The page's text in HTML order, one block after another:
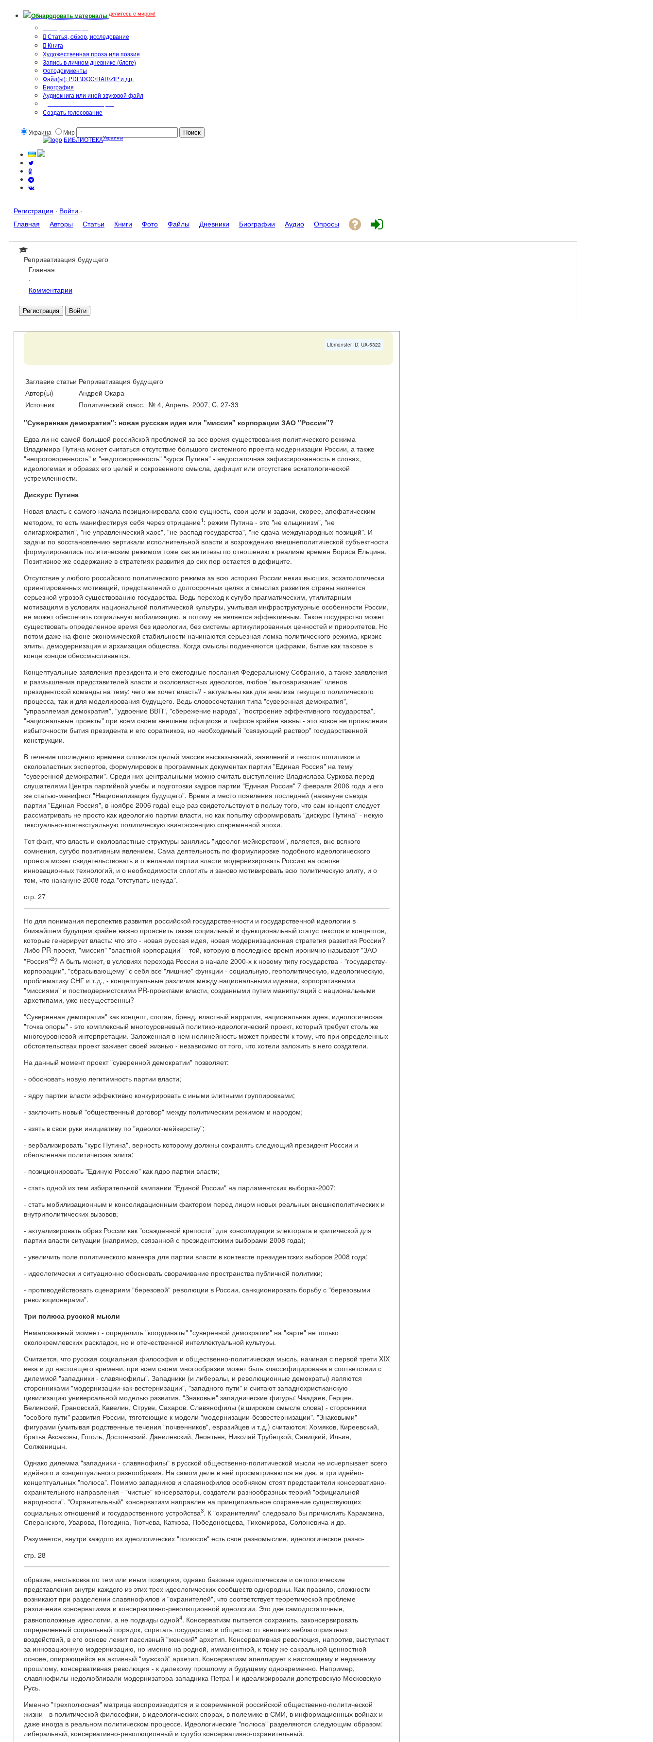
Обнародовать материалы делитесь с миром!
Статья, обзор, исследование
Книга
Художественная проза или поэзия
Запись в личном дневнике (блоге)
Фотодокументы
Файл(ы): PDF\DOC\RAR\ZIP и др.
Биография
Аудиокнига или иной звуковой файл
Создать голосование
Украина
Мир
БИБЛИОТЕКАУкраины
Регистрация · Войти ·
Главная Авторы Статьи Книги Фото Файлы Дневники Биографии Аудио Опросы
Реприватизация будущего
Главная
·
Комментарии
Регистрация Войти
Libmonster ID: UA-5322
Заглавие статьи Реприватизация будущего
Автор(ы)
Андрей Окара
Источник
Политический класс, № 4, Апрель 2007, C. 27-33
"Суверенная демократия": новая русская идея или "миссия" корпорации ЗАО "Россия"?
Едва ли не самой большой российской проблемой за все время существования политического режима
Владимира Путина может считаться отсутствие большого системного проекта модернизации России, а также
"непроговоренность" и "недоговоренность" "курса Путина" - недостаточная зафиксированность в словах,
идеологемах и образах его целей и сокровенного смысла, дефицит или отсутствие эсхатологической
устремленности.
Дискурс Путина
Новая власть с самого начала позиционировала свою сущность, свои цели и задачи, скорее, апофатическим
методом, то есть манифестируя себя через отрицание1: режим Путина - это "не ельцинизм", "не
олигархократия", "не управленческий хаос", "не распад государства", "не сдача международных позиций". И
задачи по восстановлению вертикали исполнительной власти и возрождению внешнеполитической субъектности
формулировались политическим режимом тоже как антитезы по отношению к реалиям времен Бориса Ельцина.
Позитивное же содержание в стратегиях развития до сих пор остается в дефиците.
Отсутствие у любого российского политического режима за всю историю России неких высших, эсхатологически
ориентированных мотиваций, представлений о долгосрочных целях и смыслах развития страны является
серьезной угрозой существованию государства. Ведь переход к сугубо прагматическим, утилитарным
мотивациям в условиях национальной политической культуры, учитывая инфраструктурные особенности России,
не может обеспечить социальную мобилизацию, а потому не является эффективным. Такое государство может
существовать определенное время без идеологии, без системы артикулированных ценностей и приоритетов. Но
потом даже на фоне экономической стабильности начинаются серьезная ломка политического режима, кризис
элиты, демодернизация и архаизация общества. Когда смыслы подменяются цифрами, бытие как таковое в
конце концов обессмысливается.
Концептуальные заявления президента и его ежегодные послания Федеральному Собранию, а также заявления
и размышления представителей власти и околовластных идеологов, любое "выговаривание" членов
президентской команды на тему: чего же хочет власть? - актуальны как для анализа текущего политического
процесса, так и для моделирования будущего. Ведь словосочетания типа "суверенная демократия",
"управляемая демократия", "удвоение ВВП", "сбережение народа", "построение эффективного государства",
"национальные проекты" при всем своем внешнем официозе и пафосе крайне важны - это вовсе не проявления
избыточности бытия президента и его соратников, но необходимый "связующий раствор" государственной
конструкции.
В течение последнего времени сложился целый массив высказываний, заявлений и текстов политиков и
околовластных экспертов, формулировок в программных документах партии "Единая Россия" на тему
"суверенной демократии". Среди них центральными можно считать выступление Владислава Суркова перед
слушателями Центра партийной учебы и подготовки кадров партии "Единая Россия" 7 февраля 2006 года и его
же статью-манифест "Национализация будущего". Время и место появления последней (накануне съезда
партии "Единая Россия", в ноябре 2006 года) еще раз свидетельствуют в пользу того, что сам концепт следует
рассматривать не просто как идеологию партии власти, но как попытку сформировать "дискурс Путина" - некую
текстуально-контекстуальную политическую квинтэссенцию современной эпохи.
Тот факт, что власть и околовластные структуры занялись "идеолог-мейкерством", является, вне всякого
сомнения, сугубо позитивным явлением. Сама деятельность по формулировке подобного идеологического
проекта может свидетельствовать и о желании партии власти модернизировать Россию на основе
инновационных технологий, и о необходимости сплотить и заново мотивировать всю политическую элиту, и о
том, что накануне 2008 года "отступать некуда".
стр. 27
Но для понимания перспектив развития российской государственности и государственной идеологии в
ближайшем будущем крайне важно прояснить также социальный и функциональный статус текстов и концептов,
которые генерирует власть: что это - новая русская идея, новая модернизационная стратегия развития России?
Либо PR-проект, "миссия" "властной корпорации" - той, которую в последнее время иронично называют "ЗАО
"Россия"2? А быть может, в условиях перехода России в начале 2000-х к новому типу государства - "государству-
корпорации", "сбрасывающему" с себя все "лишние" функции - социальную, геополитическую, идеологическую,
проблематику СНГ и т.д., - концептуальные различия между национальными идеями, корпоративными
"миссиями" и постмодернистскими PR-проектами власти, созданными путем манипуляций с национальными
архетипами, уже несущественны?
"Суверенная демократия" как концепт, слоган, бренд, властный нарратив, национальная идея, идеологическая
"точка опоры" - это комплексный многоуровневый политико-идеологический проект, который требует столь же
многоуровневой интерпретации. Заложенная в нем нелинейность может привести к тому, что при определенных
обстоятельствах проект заживет своей жизнью - независимо от того, что хотели заложить в него создатели.
На данный момент проект "суверенной демократии" позволяет:
- обосновать новую легитимность партии власти;
- ядру партии власти эффективно конкурировать с иными элитными группировками;
- заключить новый "общественный договор" между политическим режимом и народом;
- взять в свои руки инициативу по "идеолог-мейкерству";
- вербализировать "курс Путина", верность которому должны сохранять следующий президент России и
обновленная политическая элита;
- позиционировать "Единую Россию" как ядро партии власти;
- стать одной из тем избирательной кампании "Единой России" на парламентских выборах-2007;
- стать мобилизационным и консолидационным фактором перед лицом новых реальных внешнеполитических и
внутриполитических вызовов;
- актуализировать образ России как "осажденной крепости" для консолидации электората в критической для
партии власти ситуации (например, связанной с президентскими выборами 2008 года);
- увеличить поле политического маневра для партии власти в контексте президентских выборов 2008 года;
- идеологически и ситуационно обосновать сворачивание пространства публичной политики;
- противодействовать сценариям "березовой" революции в России, санкционировать борьбу с "березовыми
революционерами".
Три полюса русской мысли
Немаловажный момент - определить "координаты" "суверенной демократии" на "карте" не только
околокремлевских раскладок, но и отечественной интеллектуальной культуры.
Считается, что русская социальная философия и общественно-политическая мысль, начиная с первой трети XIX
века и до настоящего времени, при всем своем многообразии может быть классифицирована в соответствии с
дилеммой "западники - славянофилы". Западники (и либералы, и революционные демократы) являются
сторонниками "модернизации-как-вестернизации", "западного пути" и считают западнохристианскую
цивилизацию универсальной моделью развития. "Знаковые" западнические фигуры: Чаадаев, Герцен,
Белинский, Грановский, Кавелин, Струве, Сахаров. Славянофилы (в широком смысле слова) - сторонники
"особого пути" развития России, тяготеющие к модели "модернизации-безвестернизации". "Знаковыми"
фигурами (учитывая родственные течения "почвенников", евразийцев и т.д.) считаются: Хомяков, Киреевский,
братья Аксаковы, Гоголь, Достоевский, Данилевский, Леонтьев, Николай Трубецкой, Савицкий, Ильин,
Солженицын.
Однако дилемма "западники - славянофилы" в русской общественно-политической мысли не исчерпывает всего
идейного и концептуального разнообразия. На самом деле в ней просматриваются не два, а три идейно-
концептуальных "полюса". Помимо западников и славянофилов особняком стоят представители консервативно-
охранительного направления - "чистые" консерваторы, создатели разнообразных теорий "официальной
народности". "Охранительный" консерватизм направлен на принципиальное сохранение существующих
социальных отношений и государственного устройства3. К "охранителям" следовало бы причислить Карамзина,
Сперанского, Уварова, Погодина, Тютчева, Каткова, Победоносцева, Тихомирова, Солоневича и др.
Разумеется, внутри каждого из идеологических "полюсов" есть свое разномыслие, идеологическое разно-
стр. 28
образие, нестыковка по тем или иным позициям, однако базовые идеологические и онтологические
представления внутри каждого из этих трех идеологических сообществ однородны. Как правило, сложности
возникают при разделении славянофилов и "охранителей", что соответствует теоретической проблеме
различения консерватизма и консервативно-революционной идеологии. Это две самодостаточные,
равноположные идеологии, а не подвиды одной4. Консерватизм пытается сохранить, законсервировать
определенный социальный порядок, спрятать государство и общество от внешних неблагоприятных
воздействий, в его основе лежит пассивный "женский" архетип. Консервативная революция, напротив, выступает
за инновационную модернизацию, но именно на родной, имманентной, к тому же сакральной ценностной
основе, опирающейся на активный "мужской" архетип. Консерватизм апеллирует к настоящему и недавнему
прошлому, консервативная революция - к далекому прошлому и будущему одновременно. Например,
славянофилы недолюбливали модернизатора-западника Петра I и идеализировали допетровскую Московскую
Русь.
Именно "трехполюсная" матрица воспроизводится и в современной российской общественно-политической
жизни - в политической философии, в идеологических спорах, в полемике в СМИ, в информационных войнах и
даже иногда в реальном политическом процессе. Идеологические "полюса" разделяются следующим образом:
либеральный, консервативно-революционный и сугубо консервативно-охранительный.